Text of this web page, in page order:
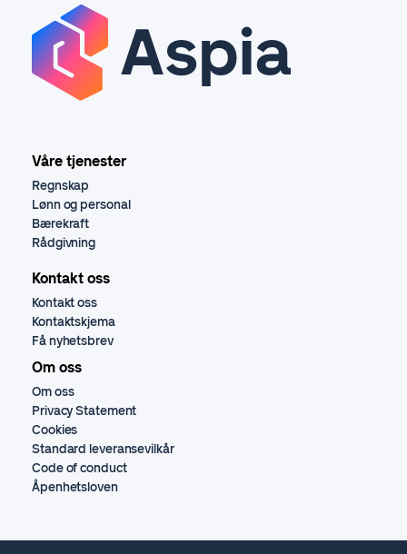
Våre tjenester
Regnskap
Lønn og personal
Bærekraft
Rådgivning
Kontakt oss
Kontakt oss
Kontaktskjema
Få nyhetsbrev
Om oss
Om oss
Privacy Statement
Cookies
Standard leveransevilkår
Code of conduct
Åpenhetsloven